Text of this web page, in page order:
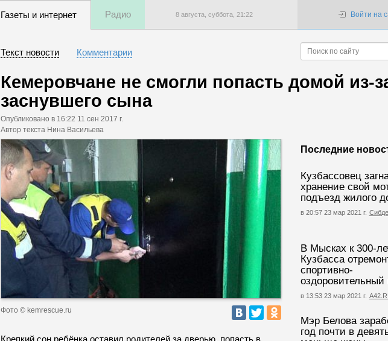
Газеты и интернет Радио 8 августа, суббота, 21 :22 Войти на
Текст новости Комментарии
Кемеровчане не смогли попасть домой из-
заснувшего сына
Опубликовано в 16:22 11 сен 2017 г.
Автор текста Нина Васильева
Последние
Кузбассовец
хранение свой
подъезд жилого
в 20:57 23 мар 2021 г.
В Мысках к 300-
Кузбасса
спортивно-
оздоровительный
в 13:53 23 мар 2021 г.
Мэр Белова
год почти в
Фото © kemrescue.ru
Крепкий сон ребёнка оставил родителей за дверью, попасть в